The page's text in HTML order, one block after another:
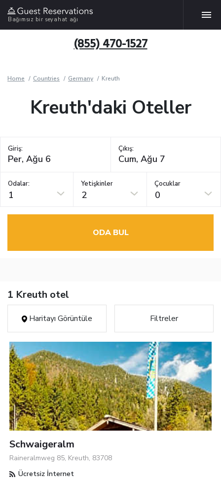
Bağımsız bir seyahat ağı
(855) 470-1527
Home Countries Germany Kreuth
Kreuth'daki Oteller
Giriş: Çıkış:
Odalar:
1
Yetişkinler
2
Çocuklar
0
ODA BUL
1 Kreuth otel
Haritayı Görüntüle Filtreler
Schwaigeralm
Raineralmweg 85, Kreuth, 83708
Ücretsiz İnternet